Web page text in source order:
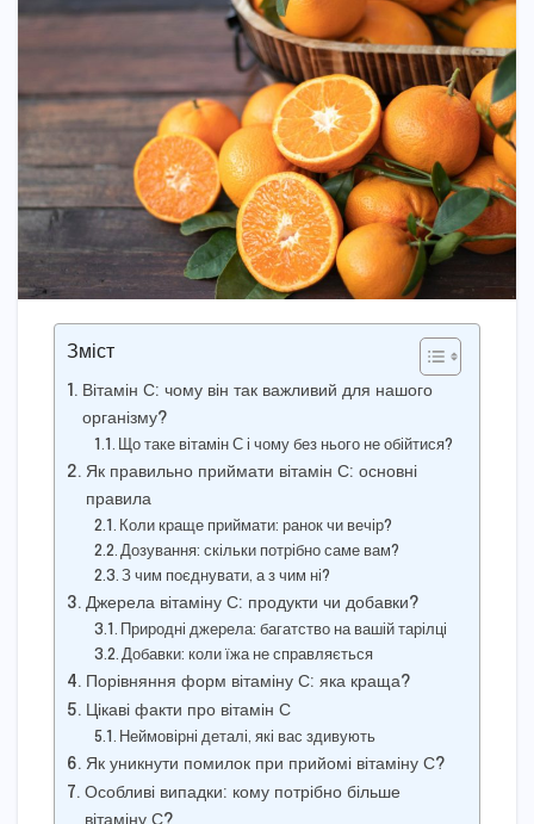
Зміст
Вітамін С: чому він так важливий для нашого
організму?
Що таке вітамін С і чому без нього не обійтися?
Як правильно приймати вітамін С: основні
правила
Коли краще приймати: ранок чи вечір?
Дозування: скільки потрібно саме вам?
З чим поєднувати, а з чим ні?
Джерела вітаміну С: продукти чи добавки?
Природні джерела: багатство на вашій тарілці
Добавки: коли їжа не справляється
Порівняння форм вітаміну С: яка краща?
Цікаві факти про вітамін С
Неймовірні деталі, які вас здивують
Як уникнути помилок при прийомі вітаміну С?
Особливі випадки: кому потрібно більше